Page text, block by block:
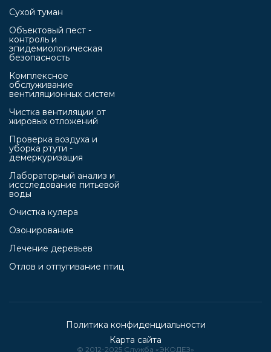
Сухой туман
Объектовый пест -
контроль и
эпидемиологическая
безопасность
Комплексное
обслуживание
вентиляционных систем
Чистка вентиляции от
жировых отложений
Проверка воздуха и
уборка ртути -
демеркуризация
Лабораторный анализ и
иссследование питьевой
воды
Очистка кулера
Озонирование
Лечение деревьев
Отлов и отпугивание птиц
Политика конфиденциальности
Карта сайта
© 2012-2025 Cлужба «ЭКОДЕЗ»